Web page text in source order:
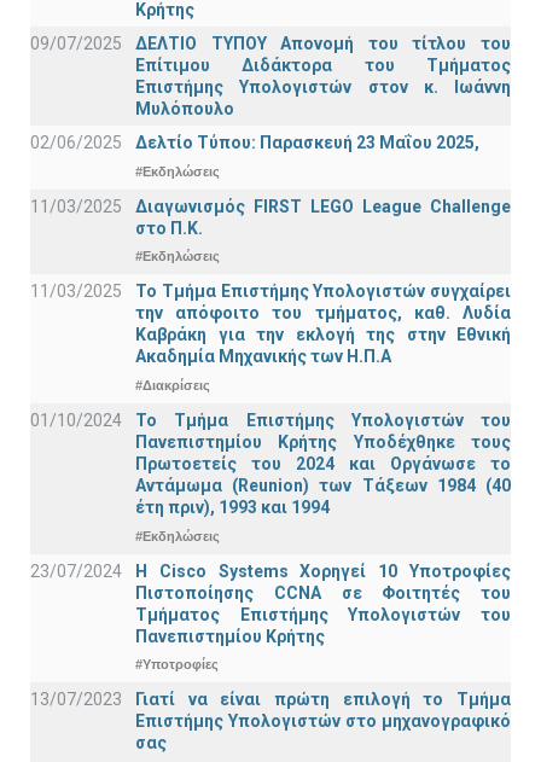
Κρήτης
09/07/2025
ΔΕΛΤΙΟ ΤΥΠΟΥ Απονομή του τίτλου του
Επίτιμου Διδάκτορα του Τμήματος
Επιστήμης Υπολογιστών στον κ. Ιωάννη
Μυλόπουλο
02/06/2025
Δελτίο Τύπου: Παρασκευή 23 Μαΐου 2025,
#Εκδηλώσεις
11/03/2025
Διαγωνισμός FIRST LEGO League Challenge
στο Π.Κ.
#Εκδηλώσεις
11/03/2025
Το Τμήμα Επιστήμης Υπολογιστών συγχαίρει
την απόφοιτο του τμήματος, καθ. Λυδία
Καβράκη για την εκλογή της στην Εθνική
Ακαδημία Μηχανικής των Η.Π.Α
#Διακρίσεις
01/10/2024
Το Τμήμα Επιστήμης Υπολογιστών του
Πανεπιστημίου Κρήτης Υποδέχθηκε τους
Πρωτοετείς του 2024 και Οργάνωσε το
Αντάμωμα (Reunion) των Τάξεων 1984 (40
έτη πριν), 1993 και 1994
#Εκδηλώσεις
23/07/2024
Η Cisco Systems Χορηγεί 10 Υποτροφίες
Πιστοποίησης CCNA σε Φοιτητές του
Τμήματος Επιστήμης Υπολογιστών του
Πανεπιστημίου Κρήτης
#Υποτροφίες
13/07/2023
Γιατί να είναι πρώτη επιλογή το Τμήμα
Επιστήμης Υπολογιστών στο μηχανογραφικό
σας